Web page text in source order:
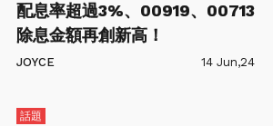
配息率超過3%、00919、00713
除息金額再創新高！
JOYCE 14 Jun,24
話題